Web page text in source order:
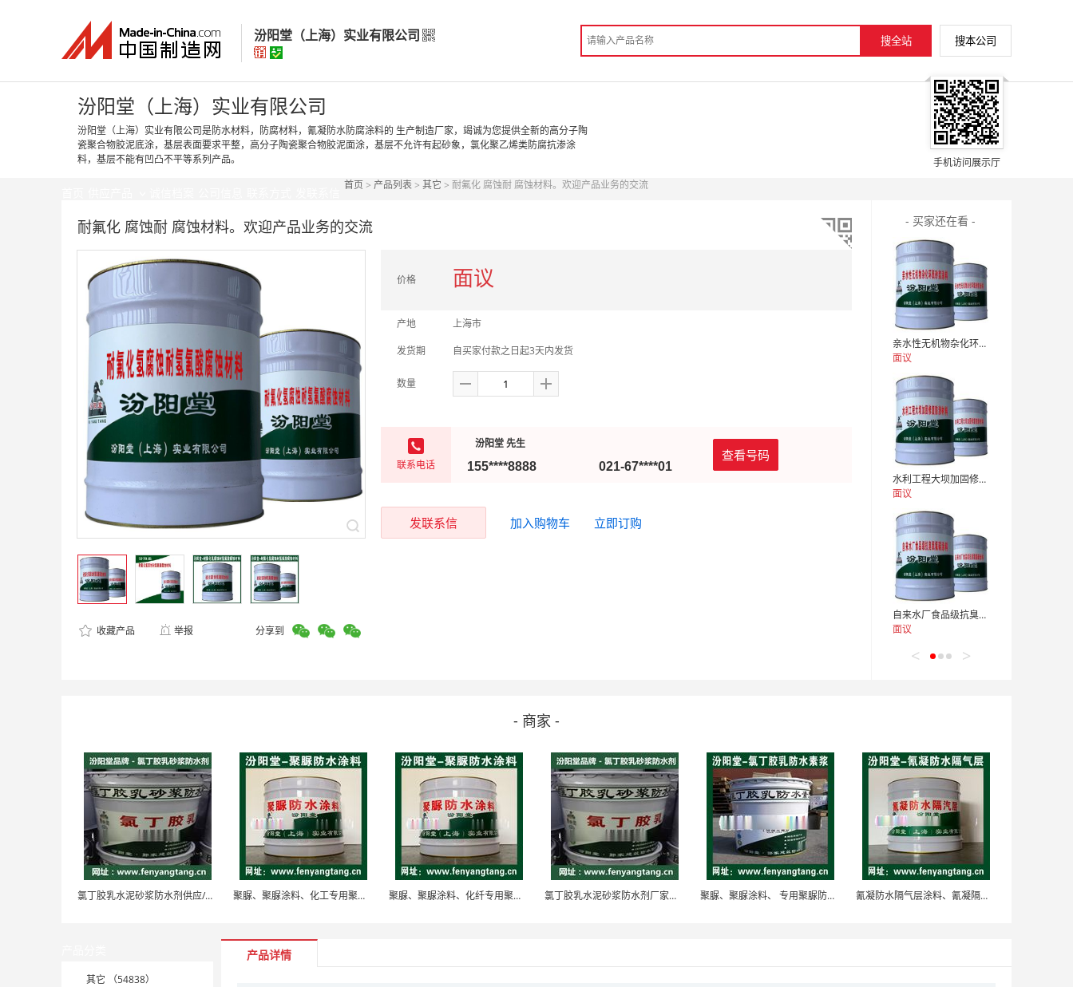
汾阳堂（上海）实业有限公司
汾阳堂（上海）实业有限公司
高级版
经营模式：生产制造
身份认证 手机访问展示厅
汾阳堂（上海）实业有限公司
汾阳堂（上海）实业有限公司是防水材料，防腐材料，氰凝防水防腐涂料的 生产制造厂家，竭诚为您提供全新的高分子陶
瓷聚合物胶泥底涂，基层表面要求平整，高分子陶瓷聚合物胶泥面涂，基层不允许有起砂象，氯化聚乙烯类防腐抗渗涂
料，基层不能有凹凸不平等系列产品。
手机访问展示厅
首页> 产品列表> 其它 > 耐氟化 腐蚀耐 腐蚀材料。欢迎产品业务的交流
耐氟化 腐蚀耐 腐蚀材料。欢迎产品业务的交流 - 买家还在看 -
亲水性无机物杂化环氧砂浆涂料。愿与各界朋友相互了解
面议
水利工程大坝加固修复防渗材料。我们秉承相互信任
面议
自来水厂食品级抗臭氧氟碳涂料。产品服务，互惠互利
面议
矿用卡车车厢聚脲耐磨耐冲击涂层。质量是发展的未来
面议
面议
< >
收藏产品 举报 分享到
价格 面议
产地
上海市
发货期
自买家付款之日起3天内发货
数量
联系电话
汾阳堂 先生
155****8888
021-67****01
查看号码
发联系信 加入购物车 立即订购
- 商家 -
氯丁胶乳水泥砂浆防水剂供应/外墙防水、防水剂 聚脲、聚脲涂料、化工专用聚脲防水防腐防护涂料 聚脲、聚脲涂料、化纤专用聚脲防水防腐防护涂料 氯丁胶乳水泥砂浆防水剂厂家销售/氯丁胶乳防水剂 聚脲、聚脲涂料、 专用聚脲防水防腐防护涂料 氰凝防水隔气层涂料、氰凝隔气层, 钢架桥梁防水防腐
其它 （54838）
产品详情